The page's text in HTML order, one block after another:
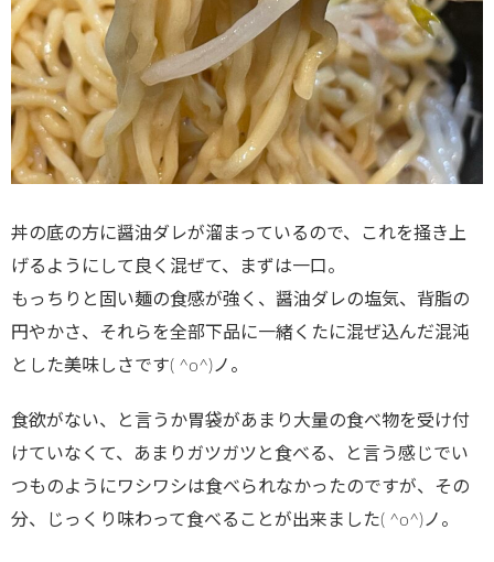
丼の底の方に醤油ダレが溜まっているので、これを掻き上
げるようにして良く混ぜて、まずは一口。
もっちりと固い麺の食感が強く、醤油ダレの塩気、背脂の
円やかさ、それらを全部下品に一緒くたに混ぜ込んだ混沌
とした美味しさです( ^o^)ノ。
食欲がない、と言うか胃袋があまり大量の食べ物を受け付
けていなくて、あまりガツガツと食べる、と言う感じでい
つものようにワシワシは食べられなかったのですが、その
分、じっくり味わって食べることが出来ました( ^o^)ノ。